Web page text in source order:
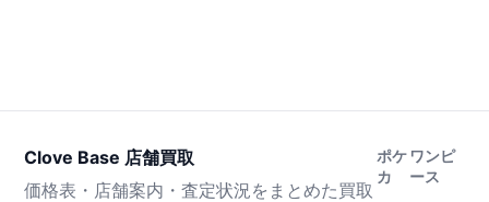
Clove Base 店舗買取
価格表・店舗案内・査定状況をまとめた買取
ポケ
カ
ワンピ
ース